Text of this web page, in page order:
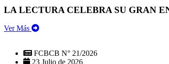
LA LECTURA CELEBRA SU GRAN
Ver Más
FCBCB N° 21/2026
23 Julio de 2026